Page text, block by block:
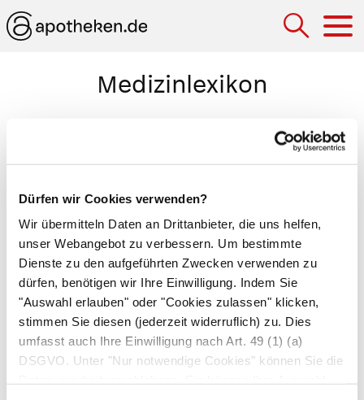
Dürfen wir Cookies verwenden?
Wir übermitteln Daten an Drittanbieter, die uns helfen,
unser Webangebot zu verbessern. Um bestimmte
Dienste zu den aufgeführten Zwecken verwenden zu
dürfen, benötigen wir Ihre Einwilligung. Indem Sie
"Auswahl erlauben" oder "Cookies zulassen" klicken,
stimmen Sie diesen (jederzeit widerruflich) zu. Dies
umfasst auch Ihre Einwilligung nach Art. 49 (1) (a)
DSGVO. Unter "Nur notwendige Cookies" können Sie die
Medizinlexikon
Totale parenterale Ernährung (TPE)
Form der Nahrungszufuhr, bei welcher der
direkt in die Vene verabreicht bekommt. Die
verwendeten Nährlösungen bestehen aus
Nährstoffen, die zuvor in ihre Grundbausteine
zerlegte wurden. Ist der Patient über längere Zeit
auf eine totale parenterale Ernährung
angewiesen, werden Vitamine und Mineralstoffe
ergänzt. Darüber hinaus ist die
Zusammensetzung der Ernährungslösungen
davon abhängig, was für eine Erkrankung der